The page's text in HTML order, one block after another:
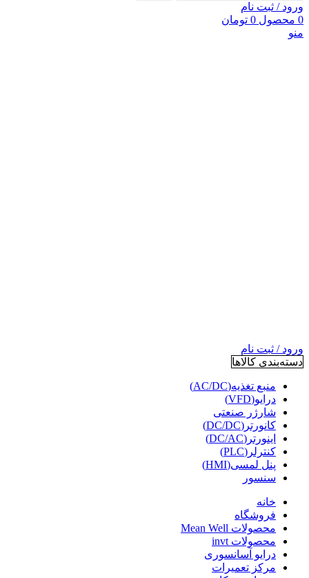
ورود / ثبت نام
0 محصول 0 تومان
منو
ورود / ثبت نام
دسته‌بندی کالاها
منبع تغذیه(AC/DC)
درایو(VFD)
شارژر صنعتی
کانورتر(DC/DC)
اینورتر(DC/AC)
کنترلر(PLC)
پنل لمسی(HMI)
سنسور
خانه
فروشگاه
محصولات Mean Well
محصولات invt
درایو آسانسوری
مرکز تعمیرات